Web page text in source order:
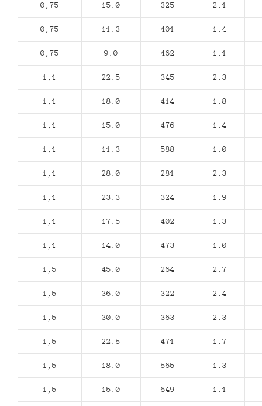
0,75 15.0 325 2.1
0,75 11.3 401 1.4
0,75 9.0 462 1.1
1,1 22.5 345 2.3
1,1 18.0 414 1.8
1,1 15.0 476 1.4
1,1 11.3 588 1.0
1,1 28.0 281 2.3
1,1 23.3 324 1.9
1,1 17.5 402 1.3
1,1 14.0 473 1.0
1,5 45.0 264 2.7
1,5 36.0 322 2.4
1,5 30.0 363 2.3
1,5 22.5 471 1.7
1,5 18.0 565 1.3
1,5 15.0 649 1.1